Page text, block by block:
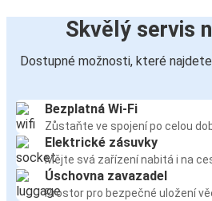
Skvělý servis
Dostupné možnosti, které
Bezplatná Wi-Fi
Zůstaňte ve spojení po celou
Elektrické zásuvky
Mějte svá zařízení nabitá i na
Úschovna zavazadel
Prostor pro bezpečné uložení